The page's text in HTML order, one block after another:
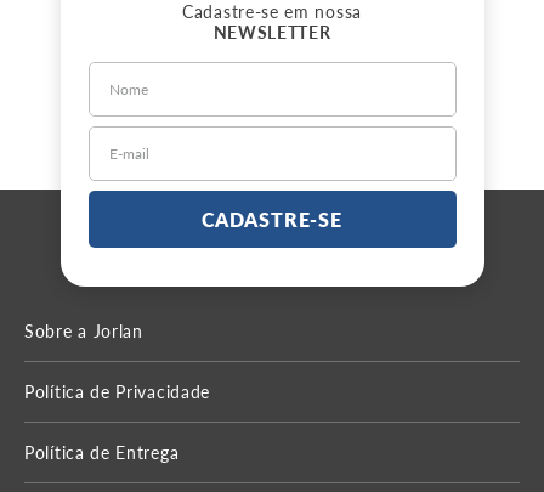
Cadastre-se em nossa
NEWSLETTER
CADASTRE-SE
Sobre a Jorlan
Política de Privacidade
Política de Entrega